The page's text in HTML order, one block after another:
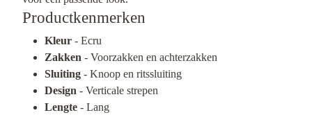
Productkenmerken
Kleur - Ecru
Zakken - Voorzakken en achterzakken
Sluiting - Knoop en ritssluiting
Design - Verticale strepen
Lengte - Lang